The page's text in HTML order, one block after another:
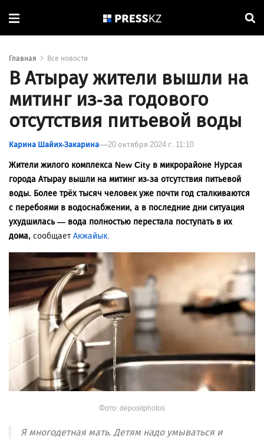
Главная Все новости
В Атырау жители вышли на
митинг из-за годового
отсутствия питьевой воды
Карина Шайих-Закарина 20 октября 2024 г. 11:10
Жители жилого комплекса New City в микрорайоне Нурсая
города Атырау вышли на митинг из-за отсутствия питьевой
воды. Более трёх тысяч человек уже почти год сталкиваются
с перебоями в водоснабжении, а в последние дни ситуация
ухудшилась — вода полностью перестала поступать в их
дома, сообщаетАкжайык.
Фото: depositphotos
Я многодетная мать. Детям надо умываться и